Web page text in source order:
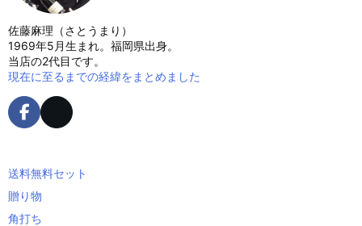
佐藤麻理（さとうまり）
1969年5月生まれ。福岡県出身。
当店の2代目です。
現在に至るまでの経緯をまとめました
送料無料セット
贈り物
角打ち